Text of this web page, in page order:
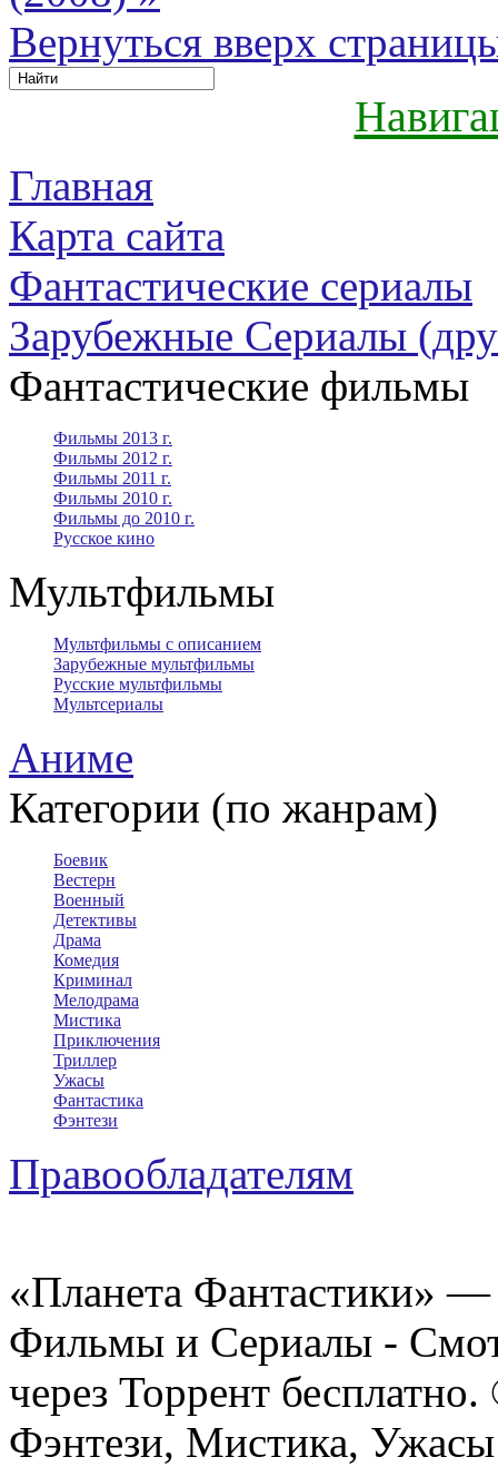
Вернуться вверх
Главная
Карта сайта
Фантастические сериалы
Зарубежные Сериалы
Фантастические фильмы
Фильмы 2013 г.
Фильмы 2012 г.
Фильмы 2011 г.
Фильмы 2010 г.
Фильмы до 2010 г.
Русское кино
Мультфильмы
Мультфильмы с описанием
Зарубежные мультфильмы
Русские мультфильмы
Мультсериалы
Аниме
Категории (по жанрам)
Боевик
Вестерн
Военный
Детективы
Драма
Комедия
Криминал
Мелодрама
Мистика
Приключения
Триллер
Ужасы
Фантастика
Фэнтези
Правообладателям
«Планета Фантастики»
Фильмы и Сериалы -
через Торрент
Фэнтези, Мистика,